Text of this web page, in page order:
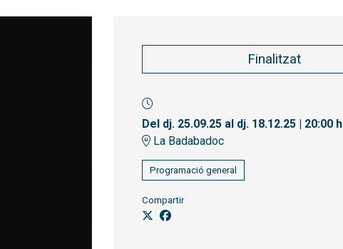
Finalitzat
Del dj. 25.09.25 al dj. 18.12.25
20:00 h
La Badabadoc
Programació general
Compartir